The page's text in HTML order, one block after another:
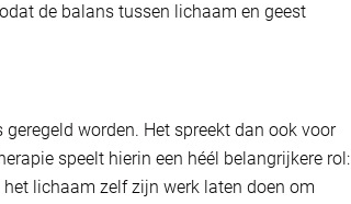
de balans tussen lichaam en geest
worden. Het spreekt dan ook voor
speelt hierin een héél belangrijkere rol:
lichaam zelf zijn werk laten doen om